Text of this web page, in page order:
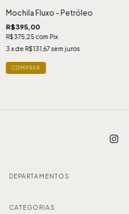
Mochila Fluxo - Petróleo
R$395,00
R$375,25com Pix
3 x de R$131,67sem juros
DEPARTAMENTOS
CATEGORIAS